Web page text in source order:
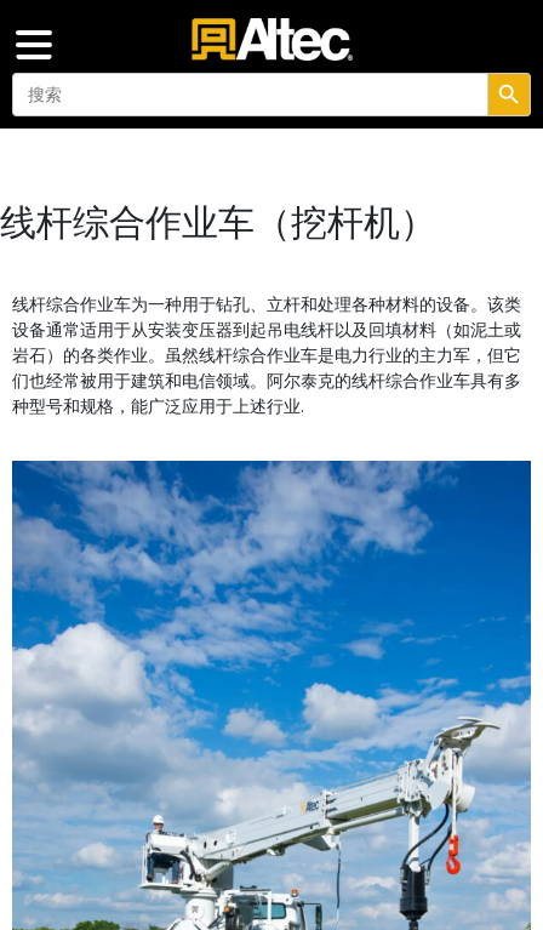
Search
for:
搜索按钮
线杆综合作业车（挖杆机）
线杆综合作业车为一种用于钻孔、立杆和处理各种材料的设备。该类
设备通常适用于从安装变压器到起吊电线杆以及回填材料（如泥土或
岩石）的各类作业。虽然线杆综合作业车是电力行业的主力军，但它
们也经常被用于建筑和电信领域。阿尔泰克的线杆综合作业车具有多
种型号和规格，能广泛应用于上述行业.